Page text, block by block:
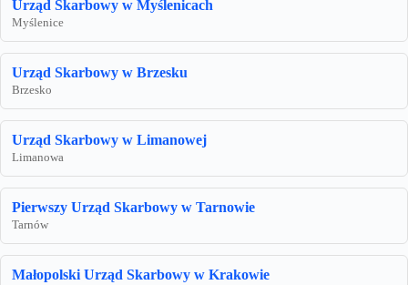
Urząd Skarbowy w Myślenicach
Myślenice
Urząd Skarbowy w Brzesku
Brzesko
Urząd Skarbowy w Limanowej
Limanowa
Pierwszy Urząd Skarbowy w Tarnowie
Tarnów
Małopolski Urząd Skarbowy w Krakowie